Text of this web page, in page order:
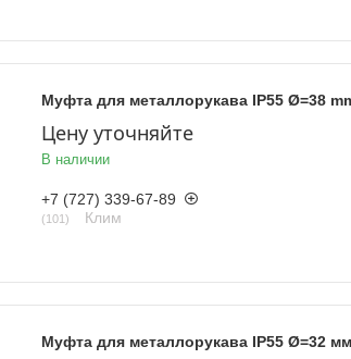
Муфта для металлорукава IP55 Ø=38
Цену уточняйте
В наличии
+7 (727) 339-67-89
101 Клим
Муфта для металлорукава IP55 Ø=32 мм